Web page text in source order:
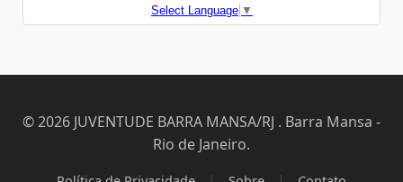
Select Language ▼
© 2026 JUVENTUDE BARRA MANSA/RJ . Barra Mansa -
Rio de Janeiro.